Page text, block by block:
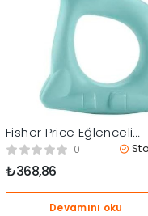
Fisher Price Eğlenceli
Dostlar Çıngıraklı Dişlik
HKD68
0
₺368,86
Devamını oku